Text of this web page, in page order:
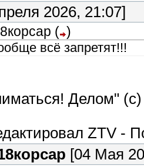
2026, 21:07]
( )
всё запретят!!!
Делом"
ZTV -
[04 Мая